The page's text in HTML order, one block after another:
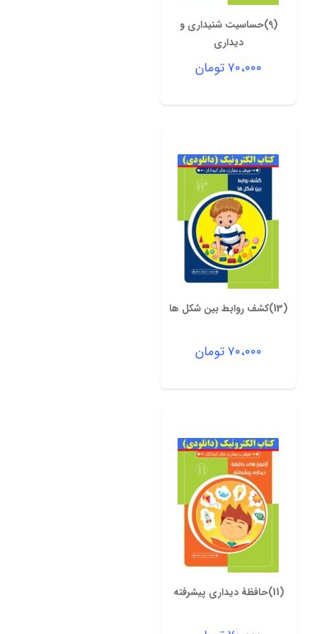
(9)حساسیت شنیداری و
دیداری
۷۰،۰۰۰تومان
(13)کشف روابط بین شکل ها
۷۰،۰۰۰تومان
(11)حافظۀ دیداری پیشرفته